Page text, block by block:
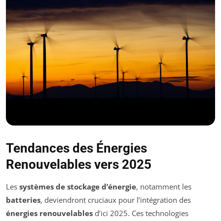
Tendances des Énergies
Renouvelables vers 2025
Les systèmes de stockage d’énergie, notamment les
batteries, deviendront cruciaux pour l’intégration des
énergies renouvelables d’ici 2025. Ces technologies